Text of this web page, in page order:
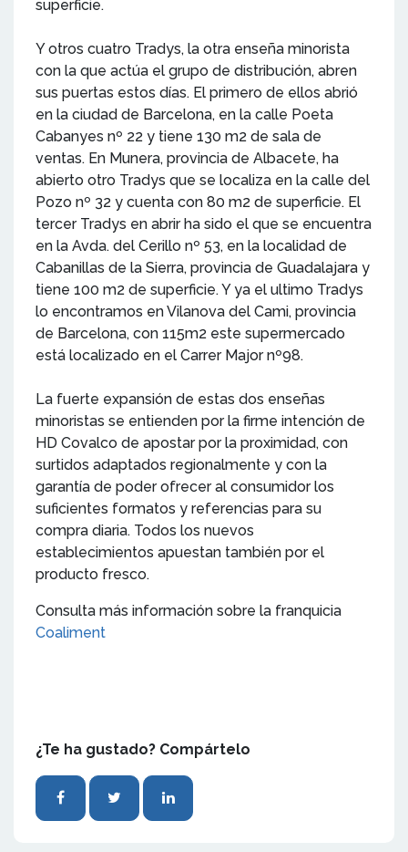
superficie.
Y otros cuatro Tradys, la otra enseña minorista
con la que actúa el grupo de distribución, abren
sus puertas estos días. El primero de ellos abrió
en la ciudad de Barcelona, en la calle Poeta
Cabanyes nº 22 y tiene 130 m2 de sala de
ventas. En Munera, provincia de Albacete, ha
abierto otro Tradys que se localiza en la calle del
Pozo nº 32 y cuenta con 80 m2 de superficie. El
tercer Tradys en abrir ha sido el que se encuentra
en la Avda. del Cerillo nº 53, en la localidad de
Cabanillas de la Sierra, provincia de Guadalajara y
tiene 100 m2 de superficie. Y ya el ultimo Tradys
lo encontramos en Vilanova del Cami, provincia
de Barcelona, con 115m2 este supermercado
está localizado en el Carrer Major nº98.
La fuerte expansión de estas dos enseñas
minoristas se entienden por la firme intención de
HD Covalco de apostar por la proximidad, con
surtidos adaptados regionalmente y con la
garantía de poder ofrecer al consumidor los
suficientes formatos y referencias para su
compra diaria. Todos los nuevos
establecimientos apuestan también por el
producto fresco.
Consulta más información sobre la franquicia
Coaliment
¿Te ha gustado? Compártelo